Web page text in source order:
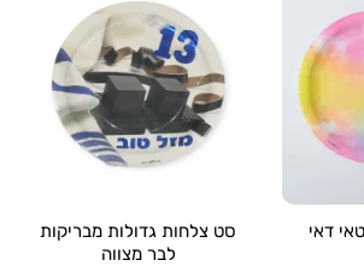
דאי
סט צלחות גדולות מבריקות
לבר מצווה